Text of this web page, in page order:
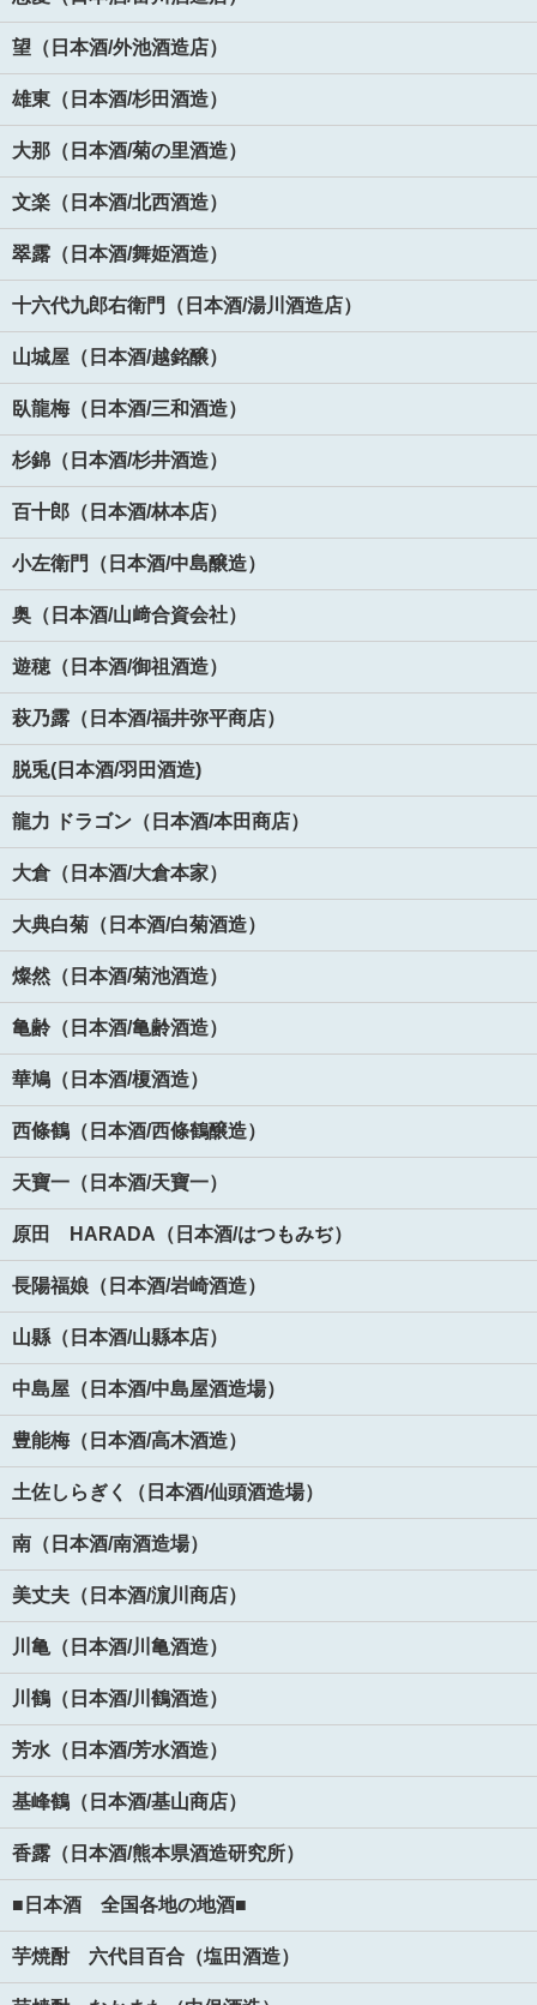
望（日本酒/外池酒造店）
雄東（日本酒/杉田酒造）
大那（日本酒/菊の里酒造）
文楽（日本酒/北西酒造）
翠露（日本酒/舞姫酒造）
十六代九郎右衛門（日本酒/湯川酒造店）
山城屋（日本酒/越銘醸）
臥龍梅（日本酒/三和酒造）
杉錦（日本酒/杉井酒造）
百十郎（日本酒/林本店）
小左衛門（日本酒/中島醸造）
奥（日本酒/山﨑合資会社）
遊穂（日本酒/御祖酒造）
萩乃露（日本酒/福井弥平商店）
脱兎(日本酒/羽田酒造)
龍力 ドラゴン（日本酒/本田商店）
大倉（日本酒/大倉本家）
大典白菊（日本酒/白菊酒造）
燦然（日本酒/菊池酒造）
亀齢（日本酒/亀齢酒造）
華鳩（日本酒/榎酒造）
西條鶴（日本酒/西條鶴醸造）
天寶一（日本酒/天寶一）
原田 HARADA（日本酒/はつもみぢ）
長陽福娘（日本酒/岩崎酒造）
山縣（日本酒/山縣本店）
中島屋（日本酒/中島屋酒造場）
豊能梅（日本酒/高木酒造）
土佐しらぎく（日本酒/仙頭酒造場）
南（日本酒/南酒造場）
美丈夫（日本酒/濵川商店）
川亀（日本酒/川亀酒造）
川鶴（日本酒/川鶴酒造）
芳水（日本酒/芳水酒造）
基峰鶴（日本酒/基山商店）
香露（日本酒/熊本県酒造研究所）
■日本酒 全国各地の地酒■
芋焼酎 六代目百合（塩田酒造）